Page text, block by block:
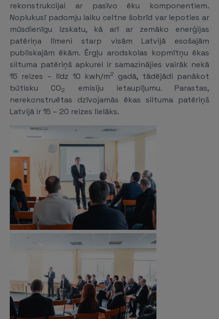
rekonstrukcijai ar pasīvo ēku komponentiem.
Noplukusī padomju laiku celtne šobrīd var lepoties ar
mūsdienīgu izskatu, kā arī ar zemāko enerģijas
patēriņa līmeni starp visām Latvijā esošajām
publiskajām ēkām. Ērgļu arodskolas kopmītņu ēkas
siltuma patēriņš apkurei ir samazinājies vairāk nekā
15 reizes – līdz 10 kwh/m2
gadā, tādējādi panākot
būtisku CO2
emisiju ietaupījumu. Parastas,
nerekonstruētas dzīvojamās ēkas siltuma patēriņš
Latvijā ir 15 – 20 reizes lielāks.